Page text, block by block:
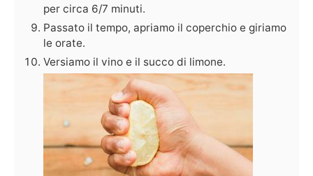
per circa 6/7 minuti.
Passato il tempo, apriamo il coperchio e giriamo
le orate.
Versiamo il vino e il succo di limone.